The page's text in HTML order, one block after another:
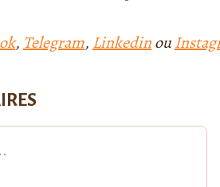
, Telegram, Linkedinou